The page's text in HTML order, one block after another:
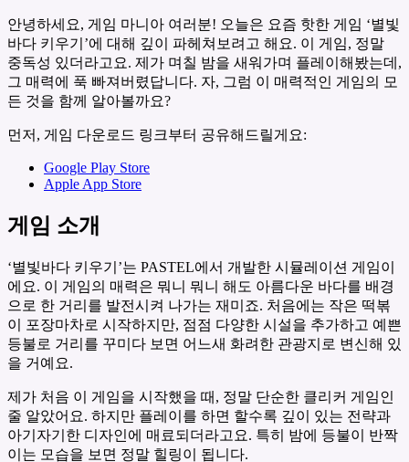
안녕하세요, 게임 마니아 여러분! 오늘은 요즘 핫한 게임 ‘별빛
바다 키우기’에 대해 깊이 파헤쳐보려고 해요. 이 게임, 정말
중독성 있더라고요. 제가 며칠 밤을 새워가며 플레이해봤는데,
그 매력에 푹 빠져버렸답니다. 자, 그럼 이 매력적인 게임의 모
든 것을 함께 알아볼까요?
먼저, 게임 다운로드 링크부터 공유해드릴게요:
Google Play Store
Apple App Store
게임 소개
‘별빛바다 키우기’는 PASTEL에서 개발한 시뮬레이션 게임이
에요. 이 게임의 매력은 뭐니 뭐니 해도 아름다운 바다를 배경
으로 한 거리를 발전시켜 나가는 재미죠. 처음에는 작은 떡볶
이 포장마차로 시작하지만, 점점 다양한 시설을 추가하고 예쁜
등불로 거리를 꾸미다 보면 어느새 화려한 관광지로 변신해 있
을 거예요.
제가 처음 이 게임을 시작했을 때, 정말 단순한 클리커 게임인
줄 알았어요. 하지만 플레이를 하면 할수록 깊이 있는 전략과
아기자기한 디자인에 매료되더라고요. 특히 밤에 등불이 반짝
이는 모습을 보면 정말 힐링이 됩니다.